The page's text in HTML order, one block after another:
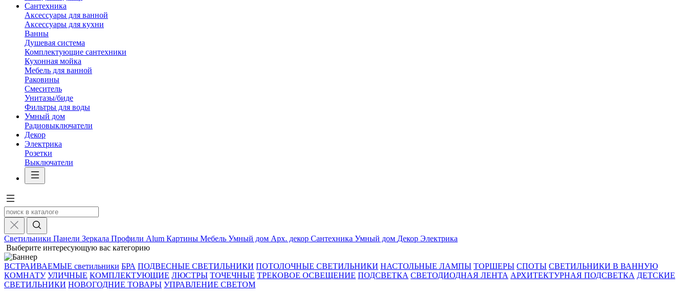
Сантехника
Аксессуары для ванной
Аксессуары для кухни
Ванны
Душевая система
Комплектующие сантехники
Кухонная мойка
Мебель для ванной
Раковины
Смеситель
Унитазы/биде
Фильтры для воды
Умный дом
Радиовыключатели
Декор
Электрика
Розетки
Выключатели
Светильники Панели Зеркала Профили Alum Картины Мебель Умный дом Арх. декор Сантехника Умный дом Декор Электрика
Выберите интересующую вас категорию
ВСТРАИВАЕМЫЕ светильники БРА ПОДВЕСНЫЕ СВЕТИЛЬНИКИ ПОТОЛОЧНЫЕ СВЕТИЛЬНИКИ НАСТОЛЬНЫЕ ЛАМПЫ ТОРШЕРЫ СПОТЫ СВЕТИЛЬНИКИ В ВАННУЮ
КОМНАТУ УЛИЧНЫЕ КОМПЛЕКТУЮЩИЕ ЛЮСТРЫ ТОЧЕЧНЫЕ ТРЕКОВОЕ ОСВЕЩЕНИЕ ПОДСВЕТКА СВЕТОДИОДНАЯ ЛЕНТА АРХИТЕКТУРНАЯ ПОДСВЕТКА ДЕТСКИЕ
СВЕТИЛЬНИКИ НОВОГОДНИЕ ТОВАРЫ УПРАВЛЕНИЕ СВЕТОМ